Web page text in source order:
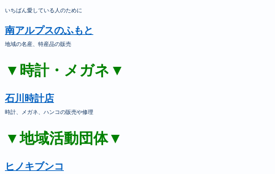
いちばん愛している人のために
南アルプスのふもと
地域の名産、特産品の販売
▼時計・メガネ▼
石川時計店
時計、メガネ、ハンコの販売や修理
▼地域活動団体▼
ヒノキブンコ